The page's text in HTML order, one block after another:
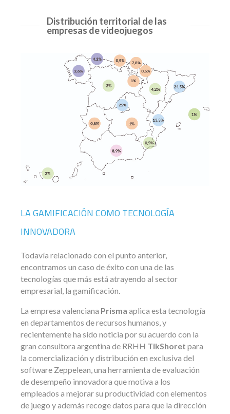
Distribución territorial de las
empresas de videojuegos
LA GAMIFICACIÓN COMO TECNOLOGÍA
INNOVADORA
Todavía relacionado con el punto anterior,
encontramos un caso de éxito con una de las
tecnologías que más está atrayendo al sector
empresarial, la gamificación.
La empresa valenciana Prisma aplica esta tecnología
en departamentos de recursos humanos, y
recientemente ha sido noticia por su acuerdo con la
gran consultora argentina de RRHH TikShoret para
la comercialización y distribución en exclusiva del
software Zeppelean, una herramienta de evaluación
de desempeño innovadora que motiva a los
empleados a mejorar su productividad con elementos
de juego y además recoge datos para que la dirección